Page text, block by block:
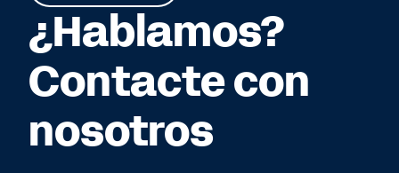
¿Hablamos?
Contacte con
nosotros